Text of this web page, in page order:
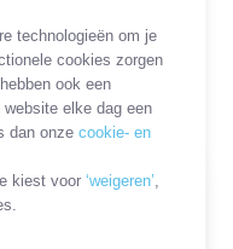
technologieën om je
cookies zorgen
ook een
elke dag een
dan onzecookie- en
kiest voor‘weigeren’,
SORTEER OP